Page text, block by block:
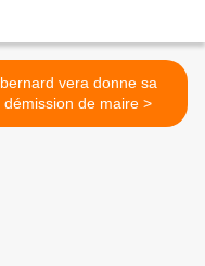
bernard vera donne sa
démission de maire >